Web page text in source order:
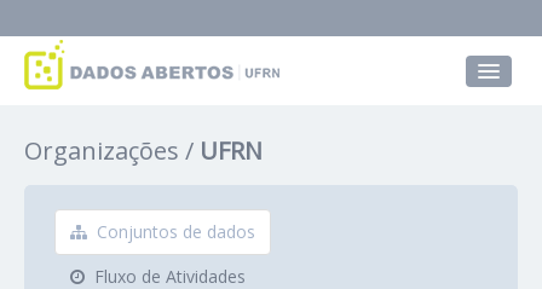
Grupos
Sobre
Organizações UFRN
Conjuntos de dados
Fluxo de Atividades